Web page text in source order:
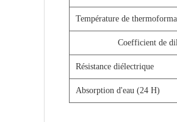
Température de
Coefficient de
Résistance diélectrique
Absorption d'eau (24 H)